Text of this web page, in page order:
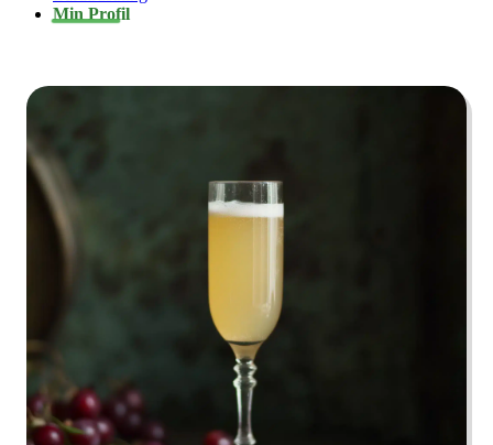
Min Profil